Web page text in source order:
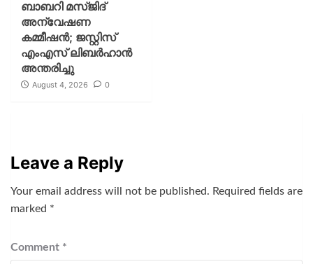
ബാബറി മസ്ജിദ്
അന്വേഷണ
കമ്മീഷന്‍; ജസ്റ്റിസ്
എംഎസ് ലിബര്‍ഹാന്‍
അന്തരിച്ചു
August 4, 2026 0
Leave a Reply
Your email address will not be published. Required fields are
marked *
Comment *